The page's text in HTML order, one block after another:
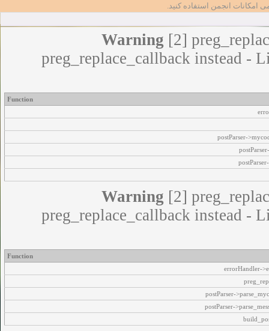
امکانات انجمن استفاده کنید.
Warning [2]
preg_replace_callback instead -
Function
postParser-
Warning [2]
preg_replace_callback instead -
Function
errorHandler-
postParser-
postParser-